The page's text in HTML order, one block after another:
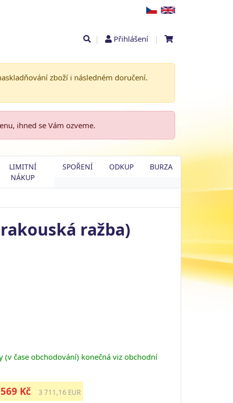
| Přihlášení |
zboží i následném doručení.
ihned se Vám ozveme.
LIMITNÍ
NÁKUP
SPOŘENÍ ODKUP BURZA
ražba)
(v čase obchodování) konečná viz obchodní
Kč
3 711,16 EUR